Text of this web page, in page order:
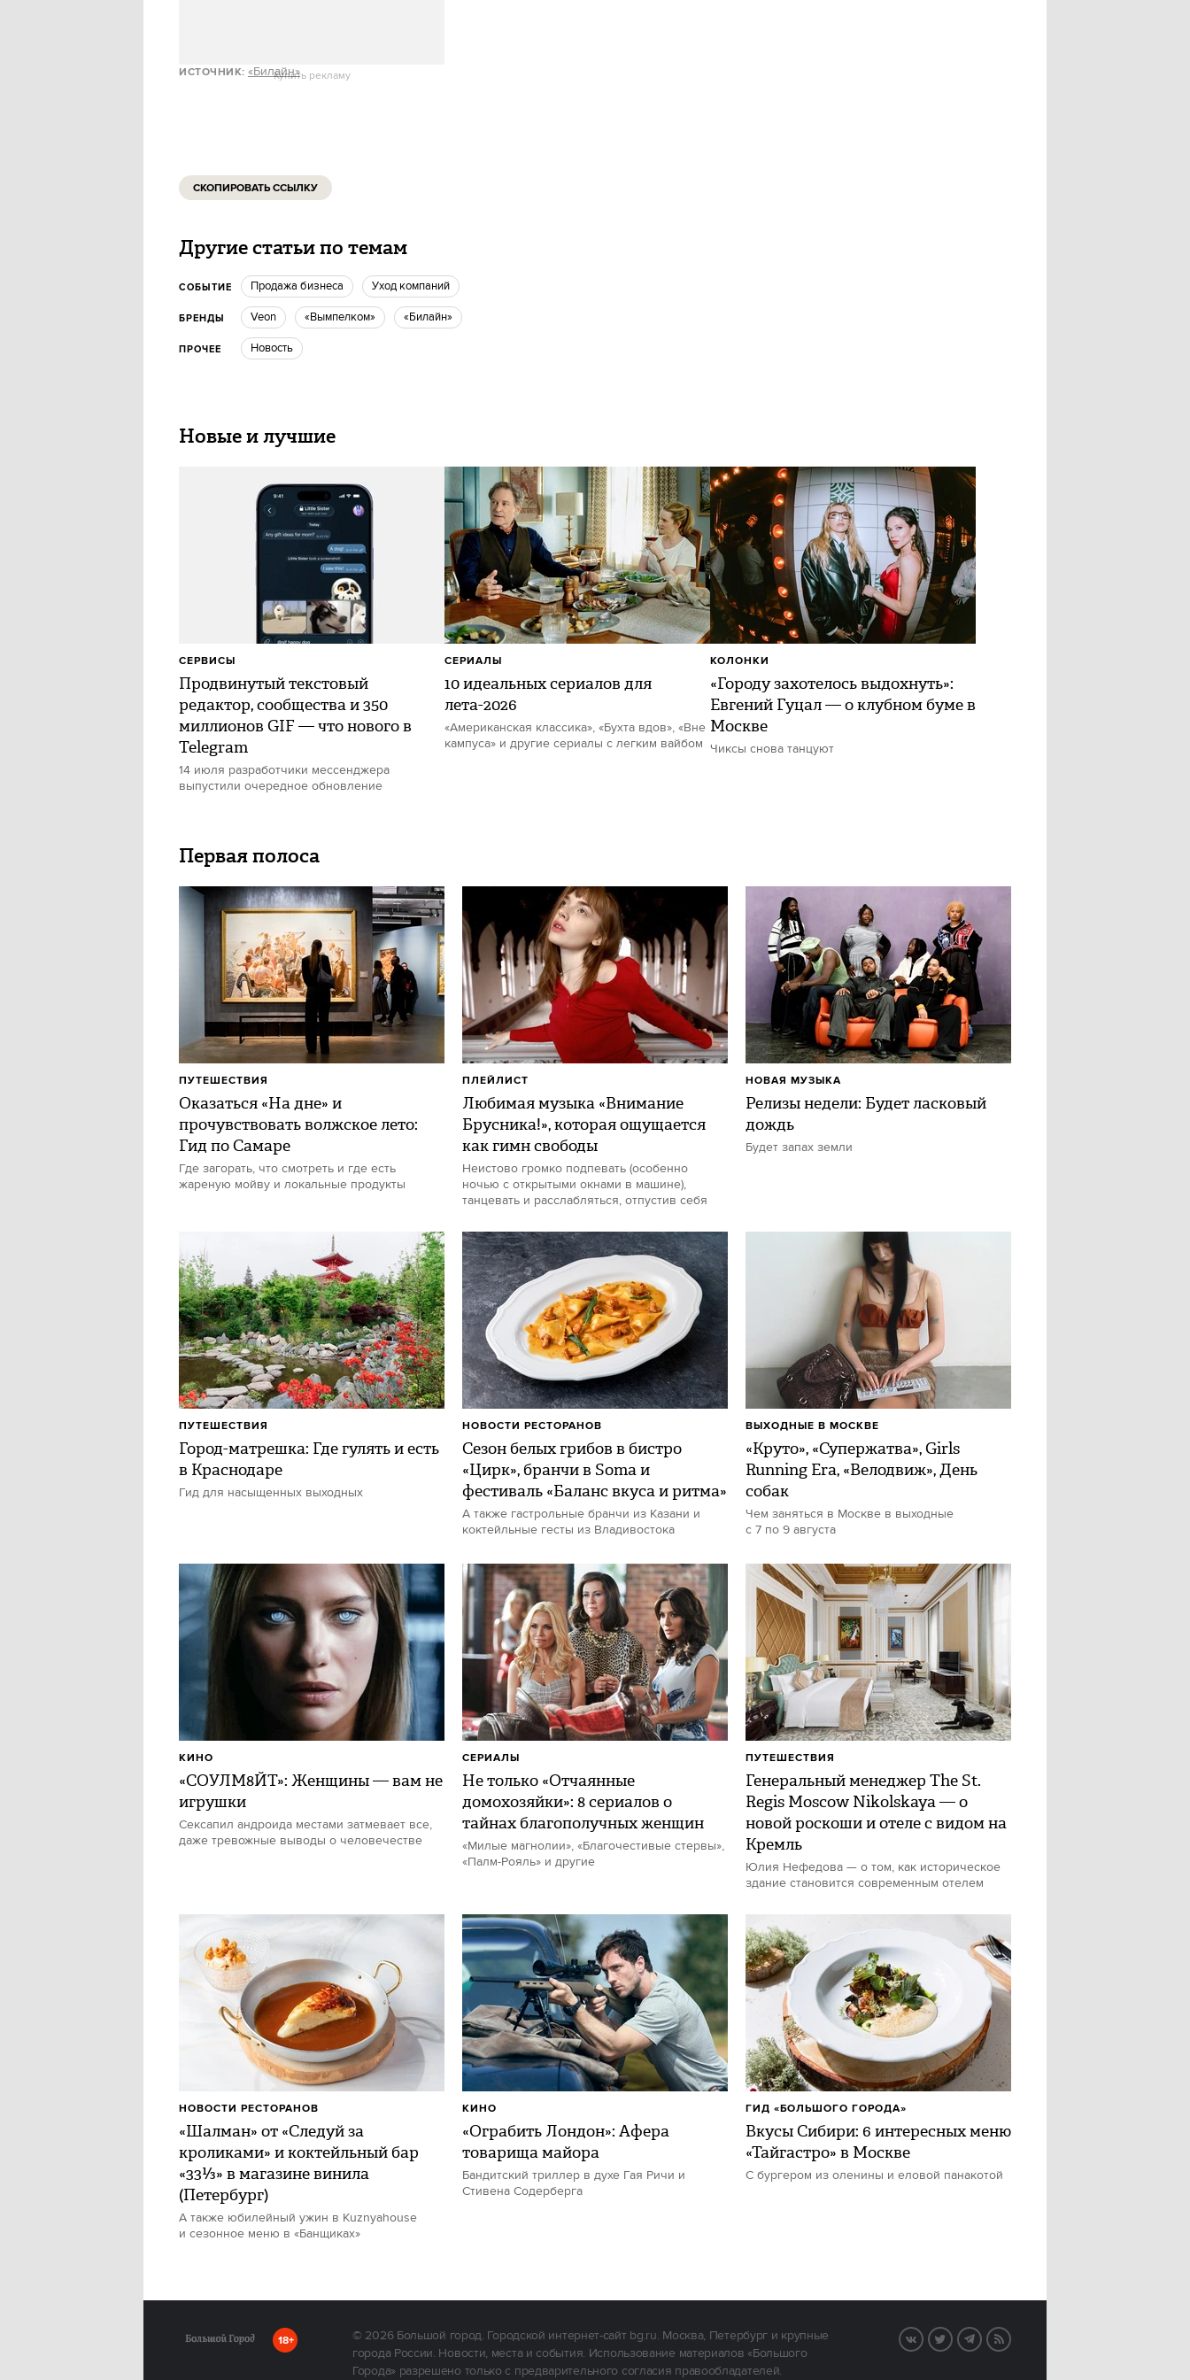
Купить рекламу
ИСТОЧНИК: «Билайн»
СКОПИРОВАТЬ ССЫЛКУ
Другие статьи по темам
СОБЫТИЕ Продажа бизнеса Уход компаний
БРЕНДЫ Veon «Вымпелком» «Билайн»
ПРОЧЕЕ Новость
Новые и лучшие
Продвинутый текстовый
редактор, сообщества и 350
миллионов GIF — что нового в
Telegram
14 июля разработчики мессенджера
выпустили очередное обновление
СЕРВИСЫ
10 идеальных сериалов для
лета-2026
«Американская классика», «Бухта вдов», «Вне
кампуса» и другие сериалы с легким вайбом
СЕРИАЛЫ
«Городу захотелось выдохнуть»:
Евгений Гуцал — о клубном буме в
Москве
Чиксы снова танцуют
КОЛОНКИ
Первая полоса
Оказаться «На дне» и
прочувствовать волжское лето:
Гид по Самаре
Где загорать, что смотреть и где есть
жареную мойву и локальные продукты
ПУТЕШЕСТВИЯ
Любимая музыка «Внимание
Брусника!», которая ощущается
как гимн свободы
Неистово громко подпевать (особенно
ночью с открытыми окнами в машине),
танцевать и расслабляться, отпустив себя
ПЛЕЙЛИСТ
Релизы недели: Будет ласковый
дождь
Будет запах земли
НОВАЯ МУЗЫКА
Город-матрешка: Где гулять и есть
в Краснодаре
Гид для насыщенных выходных
ПУТЕШЕСТВИЯ
Сезон белых грибов в бистро
«Цирк», бранчи в Soma и
фестиваль «Баланс вкуса и ритма»
А также гастрольные бранчи из Казани и
коктейльные гесты из Владивостока
НОВОСТИ РЕСТОРАНОВ
«Круто», «Супержатва», Girls
Running Era, «Велодвиж», День
собак
Чем заняться в Москве в выходные
с 7 по 9 августа
ВЫХОДНЫЕ В МОСКВЕ
«СОУЛМ8ЙТ»: Женщины — вам не
игрушки
Сексапил андроида местами затмевает все,
даже тревожные выводы о человечестве
КИНО
Не только «Отчаянные
домохозяйки»: 8 сериалов о
тайнах благополучных женщин
«Милые магнолии», «Благочестивые стервы»,
«Палм-Рояль» и другие
СЕРИАЛЫ
Генеральный менеджер The St.
Regis Moscow Nikolskaya — о
новой роскоши и отеле с видом на
Кремль
Юлия Нефедова — о том, как историческое
здание становится современным отелем
ПУТЕШЕСТВИЯ
«Шалман» от «Следуй за
кроликами» и коктейльный бар
«33⅓» в магазине винила
(Петербург)
А также юбилейный ужин в Kuznyahouse
и сезонное меню в «Банщиках»
НОВОСТИ РЕСТОРАНОВ
«Ограбить Лондон»: Афера
товарища майора
Бандитский триллер в духе Гая Ричи и
Стивена Содерберга
КИНО
Вкусы Сибири: 6 интересных меню
«Тайгастро» в Москве
С бургером из оленины и еловой панакотой
ГИД «БОЛЬШОГО ГОРОДА»
18+ © 2026Большой город. Городской интернет-сайт bg.ru. Москва, Петербург и крупные
города России. Новости, места и события. Использование материалов «Большого
Города» разрешено только с предварительного согласия правообладателей.
VK TwitterTelegram
RSS